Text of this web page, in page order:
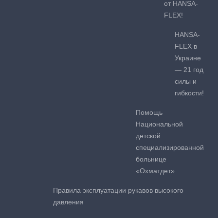
от HANSA-
FLEX!
HANSA-
FLEX в
Украине
— 21 год
силы и
гибкости!
Помощь
Национальной
детской
специализированной
больнице
«Охматдет»
Правила эксплуатации рукавов высокого
давления